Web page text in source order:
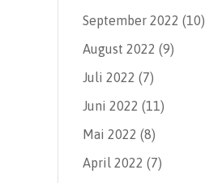
September 2022 (10)
August 2022 (9)
Juli 2022 (7)
Juni 2022 (11)
Mai 2022 (8)
April 2022 (7)